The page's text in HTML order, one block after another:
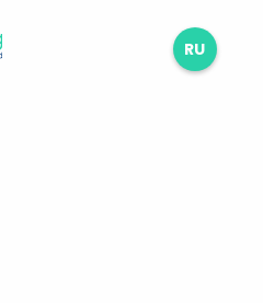
RU